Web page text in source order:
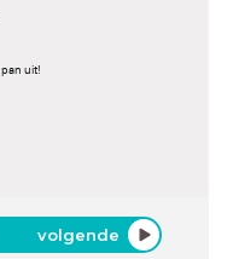
pan uit!
volgende